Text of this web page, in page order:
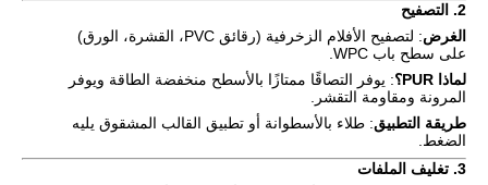
2.
التصفيح
الغرض
: لتصفيح الأفلام الزخرفية (رقائق PVC، القشرة، الورق)
على سطح باب WPC.
لماذا PUR؟
: يوفر التصاقًا ممتازًا بالأسطح منخفضة الطاقة ويوفر
المرونة ومقاومة التقشر.
طريقة التطبيق: طلاء بالأسطوانة أو تطبيق القالب المشقوق يليه
الضغط.
3. تغليف الملفات